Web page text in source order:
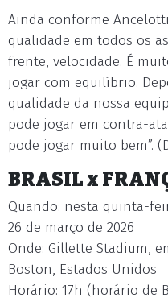
Ainda conforme
qualidade em todos os
frente, velocidade. É
jogar com equilíbrio.
qualidade da nossa
pode jogar em contra-
pode jogar muito bem”.
BRASIL x
Quando: nesta quinta-
26 de março de 2026
Onde: Gillette Stadium,
Boston, Estados Unidos
Horário: 17h (horário de